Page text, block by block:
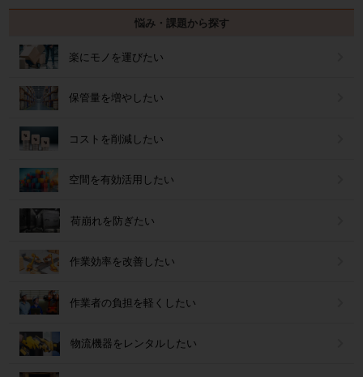
悩み・課題から探す
楽にモノを運びたい
保管量を増やしたい
コストを削減したい
空間を有効活用したい
荷崩れを防ぎたい
作業効率を改善したい
作業者の負担を軽くしたい
物流機器をレンタルしたい